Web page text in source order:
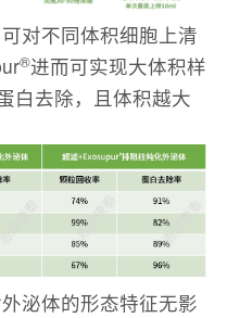
对不同体积细胞上清
®进而可实现大体积样
白去除，且体积越大
泌体的形态特征无影